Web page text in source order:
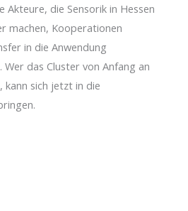
die Sensorik in Hessen
machen, Kooperationen
in die Anwendung
Wer das Cluster von Anfang an
sich jetzt in die